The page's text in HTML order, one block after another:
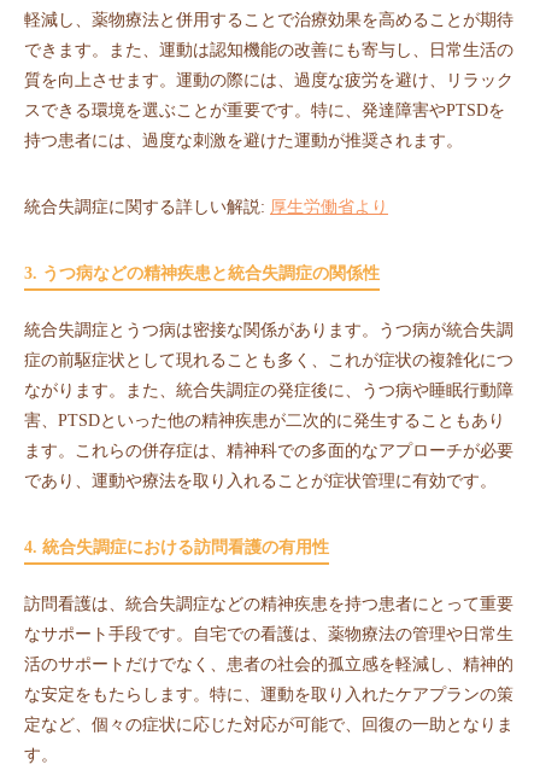
軽減し、薬物療法と併用することで治療効果を高めることが期待
できます。また、運動は認知機能の改善にも寄与し、日常生活の
質を向上させます。運動の際には、過度な疲労を避け、リラック
スできる環境を選ぶことが重要です。特に、発達障害やPTSDを
持つ患者には、過度な刺激を避けた運動が推奨されます。
統合失調症に関する詳しい解説: 厚生労働省より
3. うつ病などの精神疾患と統合失調症の関係性
統合失調症とうつ病は密接な関係があります。うつ病が統合失調
症の前駆症状として現れることも多く、これが症状の複雑化につ
ながります。また、統合失調症の発症後に、うつ病や睡眠行動障
害、PTSDといった他の精神疾患が二次的に発生することもあり
ます。これらの併存症は、精神科での多面的なアプローチが必要
であり、運動や療法を取り入れることが症状管理に有効です。
4. 統合失調症における訪問看護の有用性
訪問看護は、統合失調症などの精神疾患を持つ患者にとって重要
なサポート手段です。自宅での看護は、薬物療法の管理や日常生
活のサポートだけでなく、患者の社会的孤立感を軽減し、精神的
な安定をもたらします。特に、運動を取り入れたケアプランの策
定など、個々の症状に応じた対応が可能で、回復の一助となりま
す。